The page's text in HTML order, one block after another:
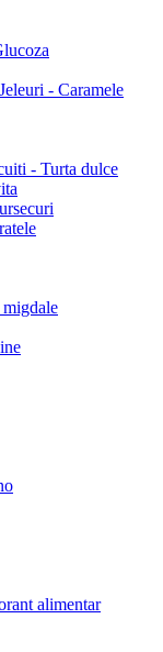
- Caramele
- Turta dulce
alimentar